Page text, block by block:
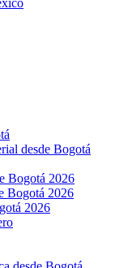
desde Bogotá
Bogotá 2026
Bogotá 2026
2026